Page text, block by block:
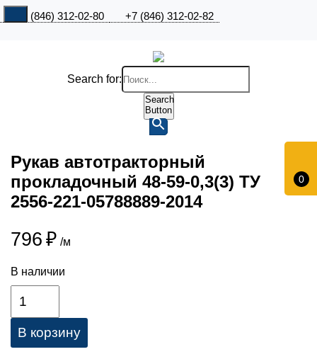
+7 (846) 312-02-80 +7 (846) 312-02-82
0
Search for:
Search
Button
Рукав автотракторный
прокладочный 48-59-0,3(3) ТУ
2556-221-05788889-2014
796 ₽ /м
В наличии
В корзину